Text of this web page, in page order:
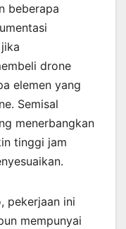
beberapa
drone
elemen yang
Semisal
menerbangkan
tinggi jam
pekerjaan ini
mempunyai